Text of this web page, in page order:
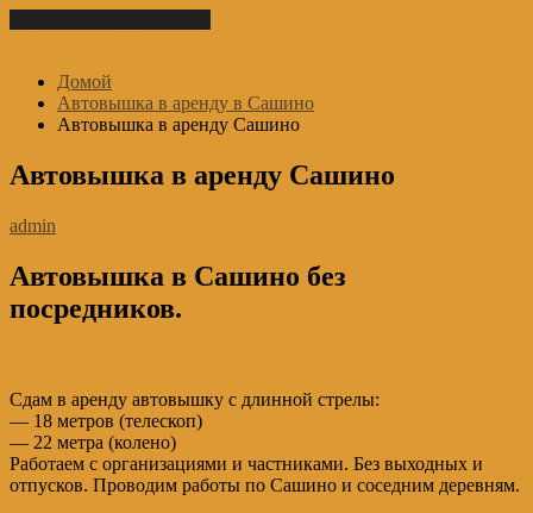
Домой
Автовышка в аренду в Сашино
Автовышка в аренду Сашино
Автовышка в аренду Сашино
admin
Автовышка в Сашино без
посредников.
Сдам в аренду автовышку с длинной стрелы:
— 18 метров (телескоп)
— 22 метра (колено)
Работаем с организациями и частниками. Без выходных и
отпусков. Проводим работы по Сашино и соседним деревням.